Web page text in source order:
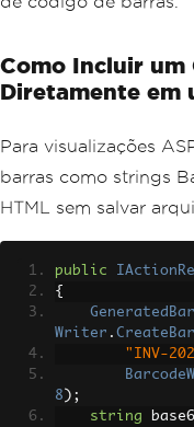
Como Incluir um
Diretamente em
Para visualizações
barras como strings
HTML sem salvar
public
{
Writer .
"INV-
8 );
string